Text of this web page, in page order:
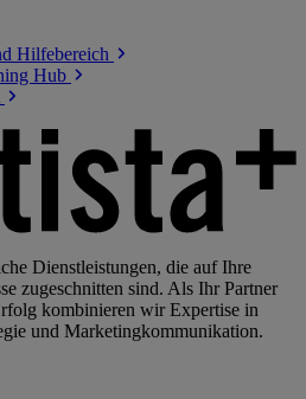
Hilfebereich
Hub
Dienstleistungen, die auf Ihre
zugeschnitten sind. Als Ihr Partner
kombinieren wir Expertise in
und Marketingkommunikation.